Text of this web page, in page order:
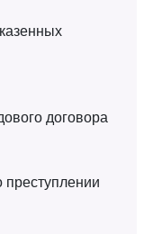
договора